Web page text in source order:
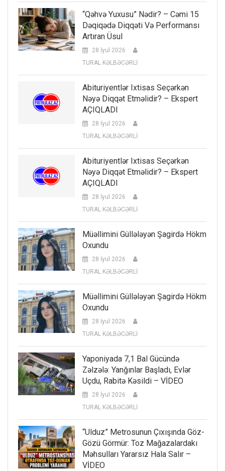
“Qəhvə Yuxusu” Nədir? – Cəmi 15
Dəqiqədə Diqqəti Və Performansı
Artıran Üsul
28 İyul 2026
TURAL KƏLBƏCƏRLİ
Abituriyentlər Ixtisas Seçərkən
Nəyə Diqqət Etməlidir? – Ekspert
AÇIQLADI
28 İyul 2026
TURAL KƏLBƏCƏRLİ
Abituriyentlər Ixtisas Seçərkən
Nəyə Diqqət Etməlidir? – Ekspert
AÇIQLADI
28 İyul 2026
TURAL KƏLBƏCƏRLİ
Müəllimini Güllələyən Şagirdə Hökm
Oxundu
28 İyul 2026
TURAL KƏLBƏCƏRLİ
Müəllimini Güllələyən Şagirdə Hökm
Oxundu
28 İyul 2026
TURAL KƏLBƏCƏRLİ
Yaponiyada 7,1 Bal Gücündə
Zəlzələ: Yanğınlar Başladı, Evlər
Uçdu, Rabitə Kəsildi – VİDEO
28 İyul 2026
TURAL KƏLBƏCƏRLİ
“Ulduz” Metrosunun Çıxışında Göz-
Gözü Görmür: Toz Mağazalardakı
Məhsulları Yararsız Hala Salır –
VİDEO